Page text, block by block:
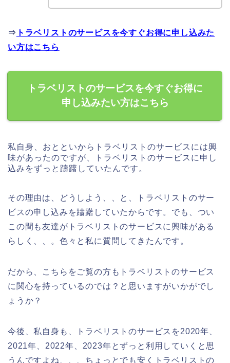
⇒ トラベリストのサービスを今すぐお得に申し込みた
い方はこちら
トラベリストのサービスを今すぐお得に
申し込みたい方はこちら
私自身、おとといからトラベリストのサービスには興
味があったのですが、トラベリストのサービスに申し
込みをずっと躊躇していたんです。
その理由は、どうしよう、、と、トラベリストのサー
ビスの申し込みを躊躇していたからです。でも、つい
この間も友達がトラベリストのサービスに興味がある
らしく、、。色々と私に質問してきたんです。
だから、こちらをご覧の方もトラベリストのサービス
に関心を持っているのでは？と思いますがいかがでし
ょうか？
今後、私自身も、トラベリストのサービスを2020年、
2021年、2022年、2023年とずっと利用していくと思
うんですよね、、、ちょっとでも安くトラベリストの